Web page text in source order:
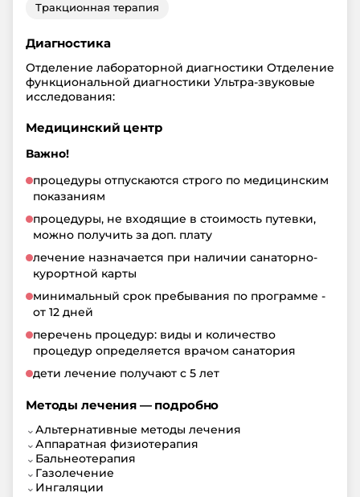
Тракционная терапия
Диагностика
Отделение лабораторной диагностики Отделение
функциональной диагностики Ультра-звуковые
исследования:
Медицинский центр
Важно!
процедуры отпускаются строго по медицинским
показаниям
процедуры, не входящие в стоимость путевки,
можно получить за доп. плату
лечение назначается при наличии санаторно-
курортной карты
минимальный срок пребывания по программе -
от 12 дней
перечень процедур: виды и количество
процедур определяется врачом санатория
дети лечение получают с 5 лет
Методы лечения — подробно
⌄Альтернативные методы лечения
⌄Аппаратная физиотерапия
⌄ Бальнеотерапия
⌄ Газолечение
⌄ Ингаляции